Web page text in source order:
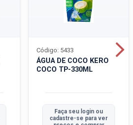
ÁGUA DE COCO KERO
COCO TP-330ML
Código: 5433
Faça seu login ou
cadastre-se para ver